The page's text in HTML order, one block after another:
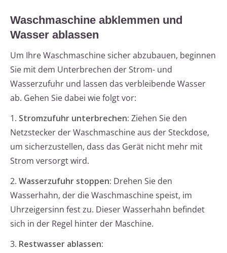
Waschmaschine abklemmen und
Wasser ablassen
Um Ihre Waschmaschine sicher abzubauen, beginnen
Sie mit dem Unterbrechen der Strom- und
Wasserzufuhr und lassen das verbleibende Wasser
ab. Gehen Sie dabei wie folgt vor:
1. Stromzufuhr unterbrechen: Ziehen Sie den
Netzstecker der Waschmaschine aus der Steckdose,
um sicherzustellen, dass das Gerät nicht mehr mit
Strom versorgt wird.
2. Wasserzufuhr stoppen: Drehen Sie den
Wasserhahn, der die Waschmaschine speist, im
Uhrzeigersinn fest zu. Dieser Wasserhahn befindet
sich in der Regel hinter der Maschine.
3. Restwasser ablassen: